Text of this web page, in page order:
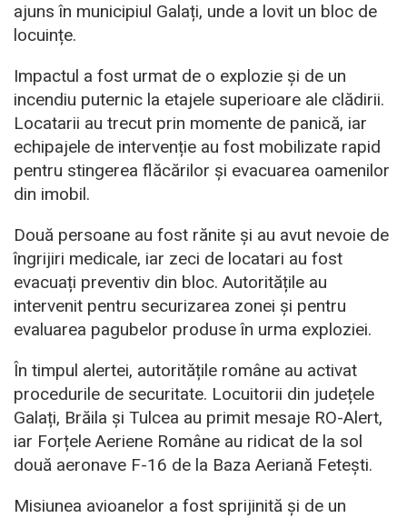
ajuns în municipiul Galați, unde a lovit un bloc de
locuințe.
Impactul a fost urmat de o explozie și de un
incendiu puternic la etajele superioare ale clădirii.
Locatarii au trecut prin momente de panică, iar
echipajele de intervenție au fost mobilizate rapid
pentru stingerea flăcărilor și evacuarea oamenilor
din imobil.
Două persoane au fost rănite și au avut nevoie de
îngrijiri medicale, iar zeci de locatari au fost
evacuați preventiv din bloc. Autoritățile au
intervenit pentru securizarea zonei și pentru
evaluarea pagubelor produse în urma exploziei.
În timpul alertei, autoritățile române au activat
procedurile de securitate. Locuitorii din județele
Galați, Brăila și Tulcea au primit mesaje RO-Alert,
iar Forțele Aeriene Române au ridicat de la sol
două aeronave F-16 de la Baza Aeriană Fetești.
Misiunea avioanelor a fost sprijinită și de un